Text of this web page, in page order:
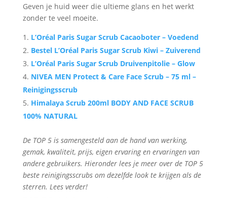
Geven je huid weer die ultieme glans en het werkt
zonder te veel moeite.
L’Oréal Paris Sugar Scrub Cacaoboter – Voedend
Bestel L’Oréal Paris Sugar Scrub Kiwi – Zuiverend
L’Oréal Paris Sugar Scrub Druivenpitolie – Glow
NIVEA MEN Protect & Care Face Scrub – 75 ml –
Reinigingsscrub
Himalaya Scrub 200ml BODY AND FACE SCRUB
100% NATURAL
De TOP 5 is samengesteld aan de hand van werking,
gemak, kwaliteit, prijs, eigen ervaring en ervaringen van
andere gebruikers. Hieronder lees je meer over de TOP 5
beste reinigingsscrubs om dezelfde look te krijgen als de
sterren. Lees verder!